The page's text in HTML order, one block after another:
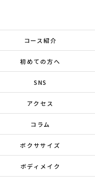
コース紹介
初めての方へ
SNS
アクセス
コラム
ボクササイズ
ボディメイク